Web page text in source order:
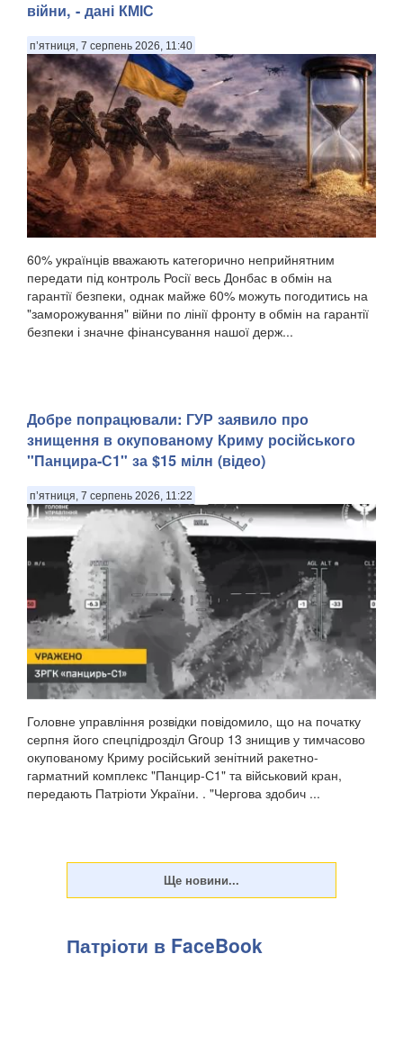
війни, - дані КМІС
п’ятниця, 7 серпень 2026, 11:40
60% українців вважають категорично неприйнятним
передати під контроль Росії весь Донбас в обмін на
гарантії безпеки, однак майже 60% можуть погодитись на
"заморожування" війни по лінії фронту в обмін на гарантії
безпеки і значне фінансування нашої держ...
Добре попрацювали: ГУР заявило про
знищення в окупованому Криму російського
"Панцира-С1" за $15 мілн (відео)
п’ятниця, 7 серпень 2026, 11:22
Головне управління розвідки повідомило, що на початку
серпня його спецпідрозділ Group 13 знищив у тимчасово
окупованому Криму російський зенітний ракетно-
гарматний комплекс "Панцир-С1" та військовий кран,
передають Патріоти України. . "Чергова здобич ...
Патріоти в FaceBook